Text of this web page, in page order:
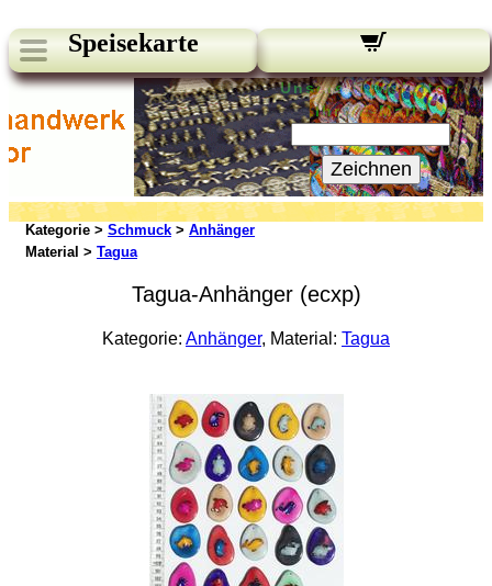
Speisekarte
Unsere Newsletter:
Ihre E-Mail:
Zeichnen
Kategorie > Schmuck > Anhänger
Material > Tagua
Tagua-Anhänger (ecxp)
Kategorie: Anhänger, Material: Tagua